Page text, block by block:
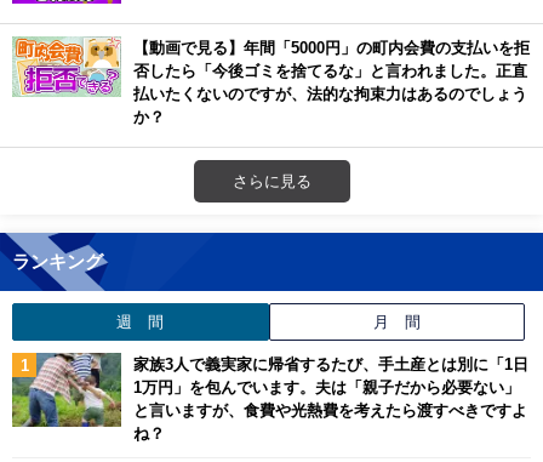
【動画で見る】年間「5000円」の町内会費の支払いを拒
否したら「今後ゴミを捨てるな」と言われました。正直
払いたくないのですが、法的な拘束力はあるのでしょう
か？
さらに見る
ランキング
週 間 月 間
家族3人で義実家に帰省するたび、手土産とは別に「1日
1万円」を包んでいます。夫は「親子だから必要ない」
と言いますが、食費や光熱費を考えたら渡すべきですよ
ね？